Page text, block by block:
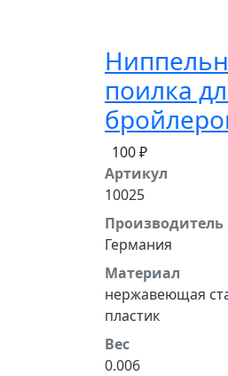
поилка
100 ₽
Артикул
10025
Производитель
Германия
Материал
нержавеющая
пластик
Вес
0.006